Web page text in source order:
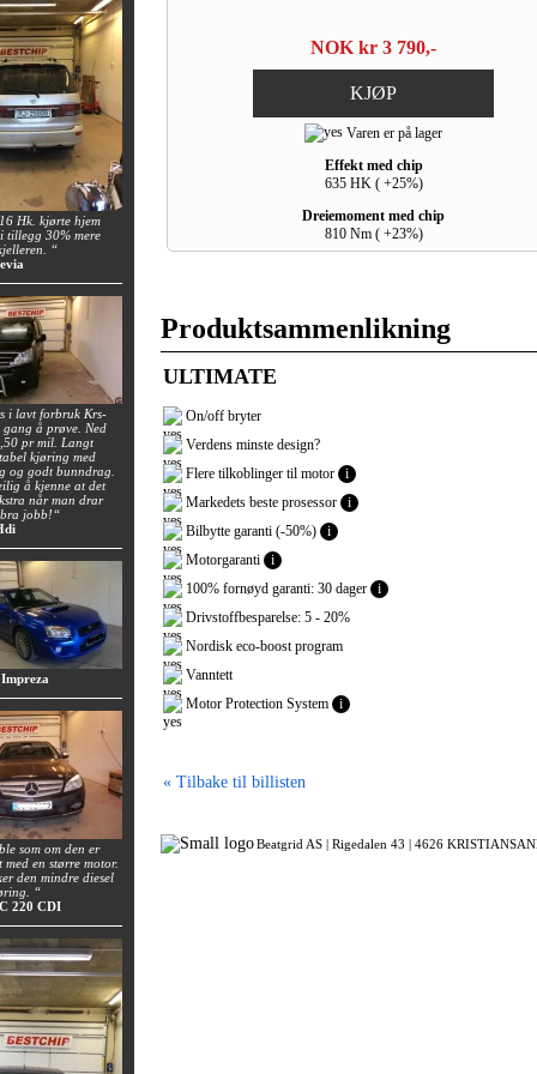
Hk. kjørte hjem
tillegg 30% mere
“
i lavt forbruk Krs-
gang å prøve. Ned
pr mil. Langt
kjøring med
og godt bunndrag.
å kjenne at det
når man drar
jobb!“
som om den er
en større motor.
den mindre diesel
“
220 CDI
NOK kr 3 790,-
KJØP
Varen er på lager
Effekt med chip
635 HK ( +25%)
Dreiemoment med chip
810 Nm ( +23%)
Produktsammenlikning
ULTIMATE
On/off bryter
Verdens minste design?
Flere tilkoblinger til motor
i
Markedets beste prosessor
i
Bilbytte garanti (-50%)
i
Motorgaranti
i
100% fornøyd garanti: 30 dager
i
Drivstoffbesparelse: 5 - 20%
Nordisk eco-boost program
Vanntett
Motor Protection System
i
« Tilbake til billisten
Beatgrid AS | Rigedalen 43 | 4626